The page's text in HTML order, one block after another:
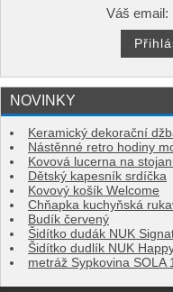
Váš email:
NOVINKY
Keramický dekorační
Nástěnné retro hodiny
Kovová lucerna na
Dětský kapesník srdíčka
Kovový košík Welcome
Chňapka kuchyňská
Budík červený
Šidítko dudák NUK
Šidítko dudlík NUK
metráž Sypkovina SOLA